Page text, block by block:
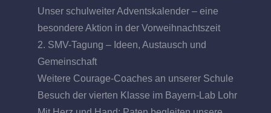
Unser schulweiter Adventskalender – eine
besondere Aktion in der Vorweihnachtszeit
2. SMV-Tagung – Ideen, Austausch und
Gemeinschaft
Weitere Courage-Coaches an unserer Schule
Besuch der vierten Klasse im Bayern-Lab Lohr